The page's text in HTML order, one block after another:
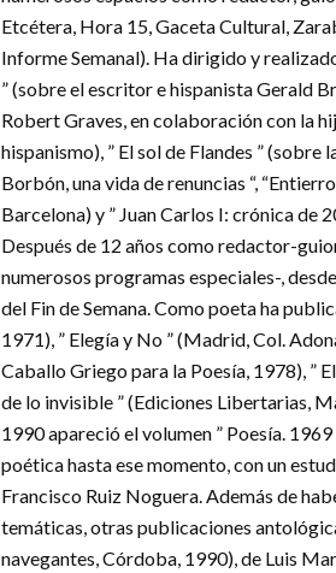
Etcétera, Hora 15, Gaceta Cultural,
Informe Semanal). Ha dirigido y
” (sobre el escritor e hispanista Gerald
Robert Graves, en colaboración con la
hispanismo), ” El sol de Flandes ”
Borbón, una vida de renuncias “,
Barcelona) y ” Juan Carlos I: crónica de
Después de 12 años como redactor-
numerosos programas especiales-,
del Fin de Semana. Como poeta ha
1971), ” Elegía y No ” (Madrid, Col.
Caballo Griego para la Poesía, 1978), ”
de lo invisible ” (Ediciones Libertarias,
1990 apareció el volumen ” Poesía.
poética hasta ese momento, con un
Francisco Ruiz Noguera. Además de
temáticas, otras publicaciones
navegantes, Córdoba, 1990), de Luis